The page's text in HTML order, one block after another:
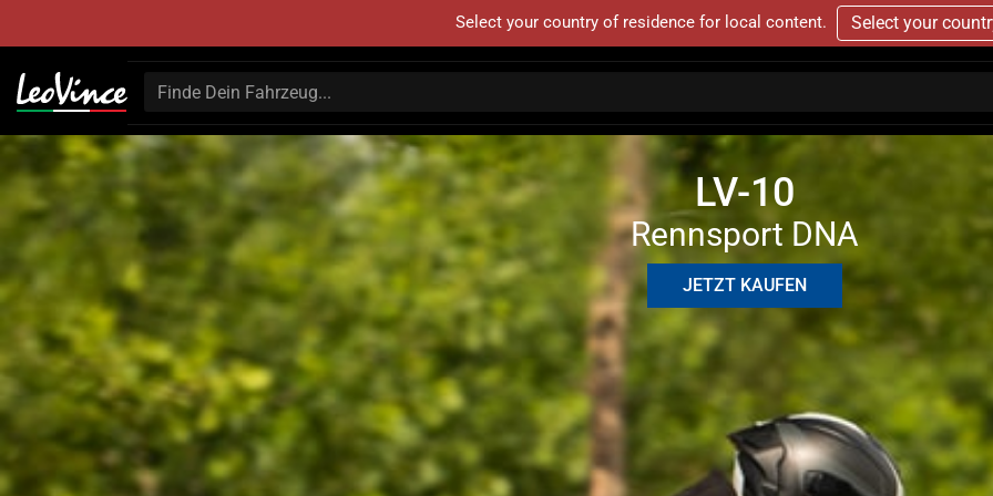
Select your country of residence for local content. Select your
LV-10
Rennsport DNA
JETZT KAUFEN